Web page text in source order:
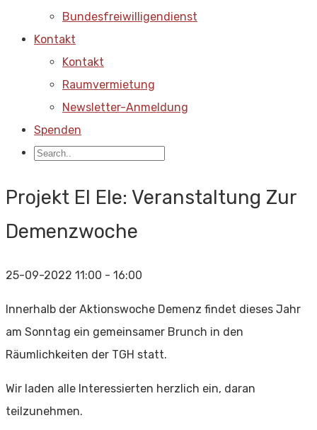
Bundesfreiwilligendienst
Kontakt
Kontakt
Raumvermietung
Newsletter-Anmeldung
Spenden
Projekt El Ele: Veranstaltung Zur
Demenzwoche
25-09-2022 11:00 - 16:00
Innerhalb der Aktionswoche Demenz findet dieses Jahr
am Sonntag ein gemeinsamer Brunch in den
Räumlichkeiten der TGH statt.
Wir laden alle Interessierten herzlich ein, daran
teilzunehmen.